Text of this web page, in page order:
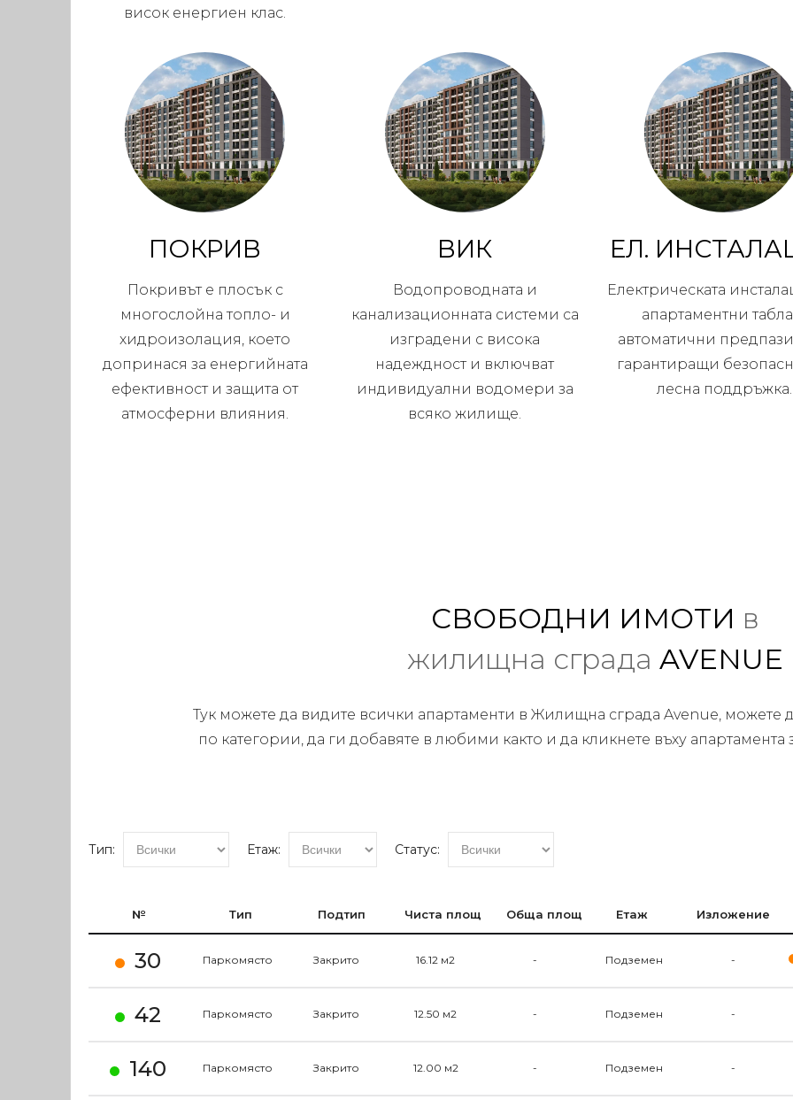
висок енергиен клас.
ПОКРИВ
Покривът е плосък с
многослойна топло- и
хидроизолация, което
допринася за енергийната
ефективност и защита от
атмосферни влияния.
ВИК
Водопроводната и
канализационната системи са
изградени с висока
надеждност и включват
индивидуални водомери за
всяко жилище.
ЕЛ.
Електрическата
апартаментни
автоматични
гарантиращи
лесна поддръжка.
СВОБОДНИ ИМОТИ в
жилищна сграда AVENUE
Тук можете да видите всички апартаменти в Жилищна сграда Avenue, можете
по категории, да ги добавяте в любими както и да кликнете въху
Тип: Етаж: Статус:
№ Тип Подтип Чиста площ Обща площ Етаж Изложение
30 Паркомясто Закрито 16.12 м2 - Подземен -
42 Паркомясто Закрито 12.50 м2 - Подземен -
140 Паркомясто Закрито 12.00 м2 - Подземен -